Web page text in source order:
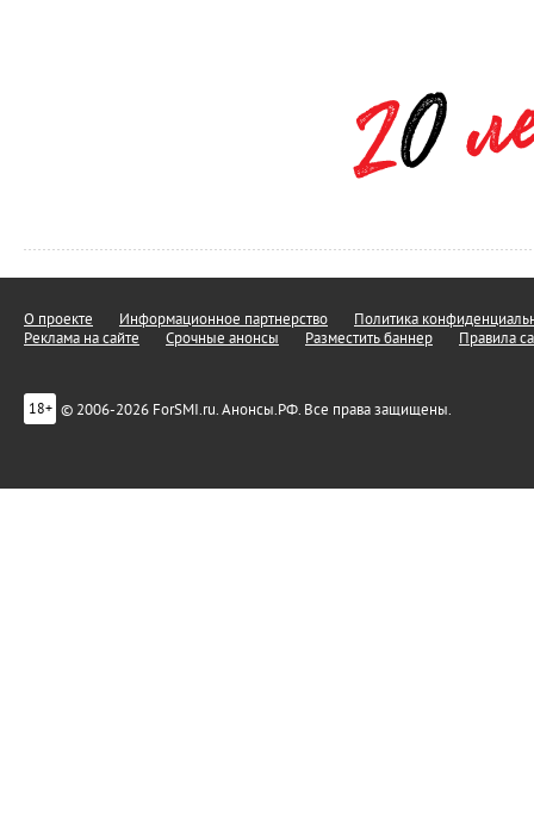
О проекте Информационное партнерство
Политика
Реклама на сайте
Срочные анонсы Разместить баннер Правила
18+ © 2006-2026 ForSMI.ru. Анонсы.РФ. Все права защищены.